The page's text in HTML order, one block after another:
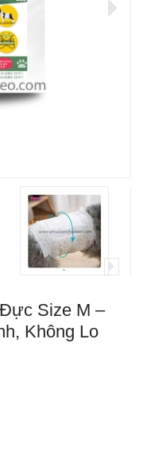
Size M –
Không Lo